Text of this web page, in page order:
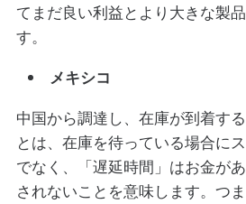
てまだ良い利益とより大きな製
す。
メキシコ
中国から調達し、在庫が到着す
とは、在庫を待っている場合に
でなく、「遅延時間」はお金が
されないことを意味します。つ